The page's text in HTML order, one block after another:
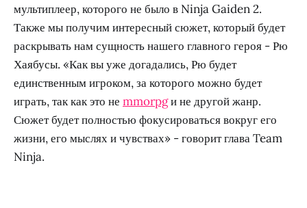
мультиплеер, которого не было в Ninja Gaiden 2.
Также мы получим интересный сюжет, который будет
раскрывать нам сущность нашего главного героя - Рю
Хаябусы. «Как вы уже догадались, Рю будет
единственным игроком, за которого можно будет
играть, так как это не mmorpgи не другой жанр.
Сюжет будет полностью фокусироваться вокруг его
жизни, его мыслях и чувствах» - говорит глава Team
Ninja.